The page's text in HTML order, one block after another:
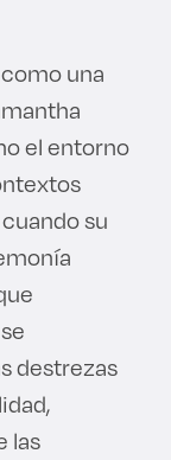
una
el entorno
su
destrezas
las